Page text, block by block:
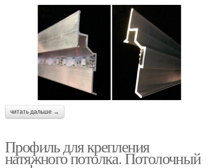
читать дальше →
Профиль для крепления
натяжного потолка. Потолочный